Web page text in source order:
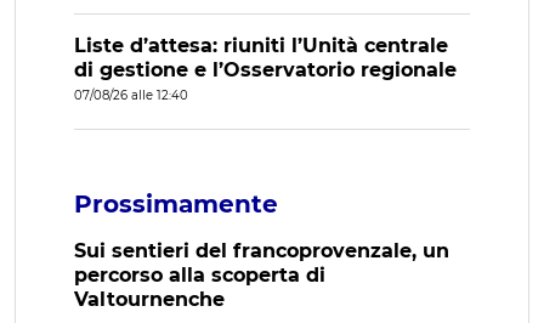
Liste d’attesa: riuniti l’Unità centrale
di gestione e l’Osservatorio regionale
07/08/26 alle 12:40
Prossimamente
Sui sentieri del francoprovenzale, un
percorso alla scoperta di
Valtournenche